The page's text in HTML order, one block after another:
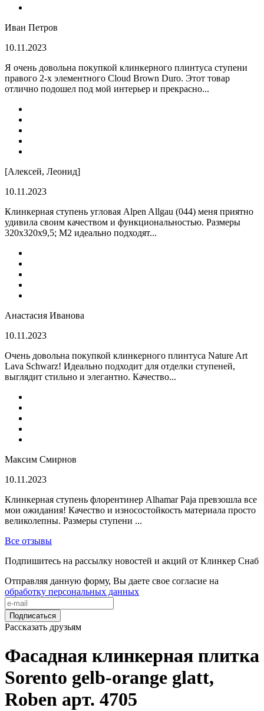
Иван Петров
10.11.2023
Я очень довольна покупкой клинкерного плинтуса ступени
правого 2-х элементного Cloud Brown Duro. Этот товар
отлично подошел под мой интерьер и прекрасно...
[Алексей, Леонид]
10.11.2023
Клинкерная ступень угловая Alpen Allgau (044) меня приятно
удивила своим качеством и функциональностью. Размеры
320x320x9,5; M2 идеально подходят...
Анастасия Иванова
10.11.2023
Очень довольна покупкой клинкерного плинтуса Nature Art
Lava Schwarz! Идеально подходит для отделки ступеней,
выглядит стильно и элегантно. Качество...
Максим Смирнов
10.11.2023
Клинкерная ступень флорентинер Alhamar Paja превзошла все
мои ожидания! Качество и износостойкость материала просто
великолепны. Размеры ступени ...
Все отзывы
Подпишитесь на рассылку новостей и акций от Клинкер Снаб
Отправляя данную форму, Вы даете свое согласие на
обработку персональных данных
Подписаться
Рассказать друзьям
Фасадная клинкерная плитка
Sorento gelb-orange glatt,
Roben арт. 4705